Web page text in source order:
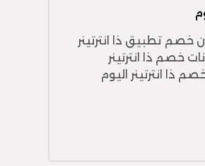
خصم تطبيق ذا انترتينر
خصم ذا انترتينر
ذا انترتينر اليوم